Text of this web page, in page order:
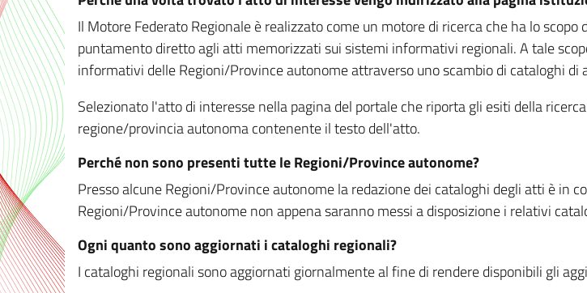
Il Motore Federato Regionale è realizzato come un motore di ricerca che ha lo
puntamento diretto agli atti memorizzati sui sistemi informativi regionali. A tale
informativi delle Regioni/Province autonome attraverso uno scambio di cataloghi di
Selezionato l'atto di interesse nella pagina del portale che riporta gli esiti della
regione/provincia autonoma contenente il testo dell'atto.
Perché non sono presenti tutte le Regioni/Province autonome?
Presso alcune Regioni/Province autonome la redazione dei cataloghi degli atti è in
Regioni/Province autonome non appena saranno messi a disposizione i relativi
Ogni quanto sono aggiornati i cataloghi regionali?
I cataloghi regionali sono aggiornati giornalmente al fine di rendere disponibili gli